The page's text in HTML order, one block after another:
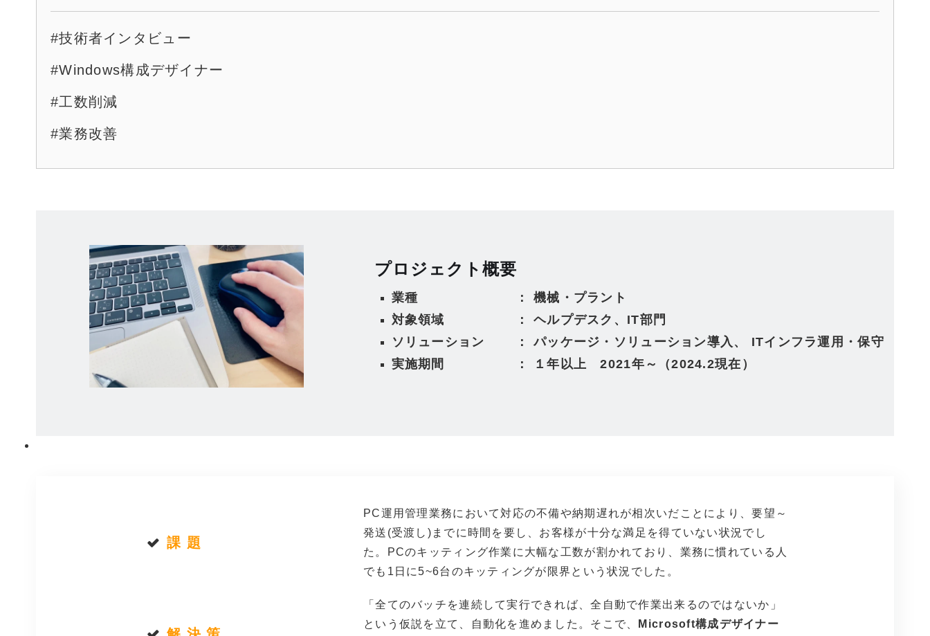
#技術者インタビュー
#Windows構成デザイナー
#工数削減
#業務改善
プロジェクト概要
業種 ： 機械・プラント
対象領域 ： ヘルプデスク、IT部門
ソリューション ：パッケージ・ソリューション導入、 ITインフラ運用・保守
実施期間 ： １年以上 2021年～（2024.2現在）
課 題
PC運用管理業務において対応の不備や納期遅れが相次いだことにより、要望～
発送(受渡し)までに時間を要し、お客様が十分な満足を得ていない状況でし
た。PCのキッティング作業に大幅な工数が割かれており、業務に慣れている人
でも1日に5~6台のキッティングが限界という状況でした。
「全てのバッチを連続して実行できれば、全自動で作業出来るのではないか」
という仮説を立て、自動化を進めました。 そこで、 Microsoft構成デザイナー